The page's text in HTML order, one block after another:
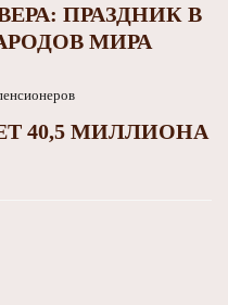
ПРАЗДНИК В
МИРА
40,5 МИЛЛИОНА